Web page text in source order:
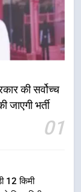
की सर्वोच्च
जाएगी भर्ती
01
12 किमी
विकास प्रस्तावों
रफ्तार
के दिशा-निर्देशों